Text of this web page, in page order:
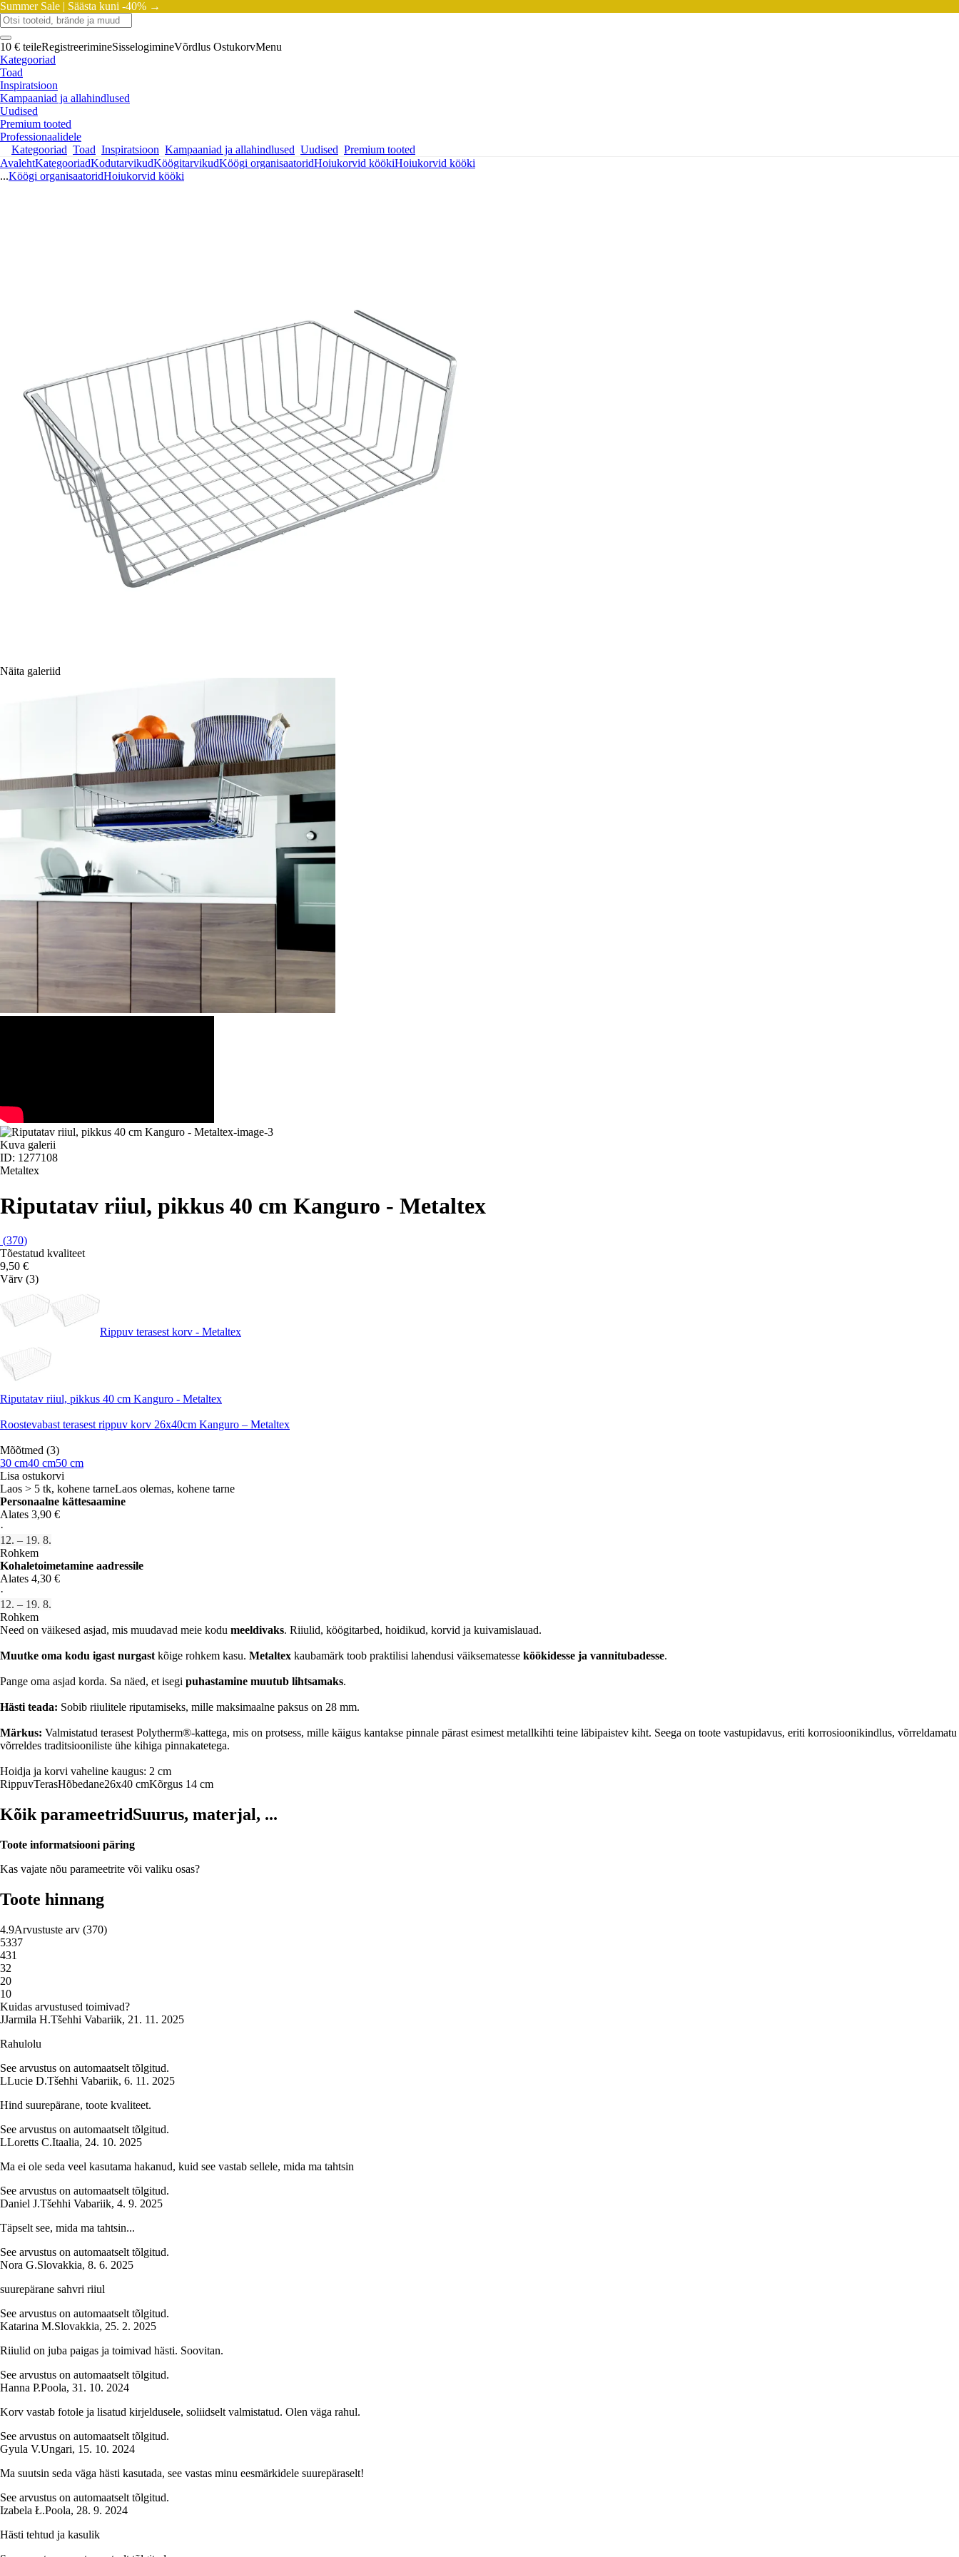
Summer Sale | Säästa kuni -40% →
10 € teileRegistreerimineSisselogimineVõrdlus OstukorvMenu
Kategooriad
Toad
Inspiratsioon
Kampaaniad ja allahindlused
Uudised
Premium tooted
Professionaalidele
Kategooriad Toad Inspiratsioon Kampaaniad ja allahindlused Uudised Premium tooted
AvalehtKategooriadKodutarvikudKöögitarvikudKöögi organisaatoridHoiukorvid köökiHoiukorvid kööki
...Köögi organisaatoridHoiukorvid kööki
Näita galeriid
Kuva galerii
ID: 1277108
Metaltex
Riputatav riiul, pikkus 40 cm Kanguro - Metaltex
(370)
Tõestatud kvaliteet
9,50 €
Värv (3)
Rippuv terasest korv - Metaltex
Riputatav riiul, pikkus 40 cm Kanguro - Metaltex
Roostevabast terasest rippuv korv 26x40cm Kanguro – Metaltex
Mõõtmed (3)
30 cm40 cm50 cm
Lisa ostukorvi
Laos > 5 tk, kohene tarneLaos olemas, kohene tarne
Personaalne kättesaamine
Alates 3,90 €
·
12. – 19. 8.
Rohkem
Kohaletoimetamine aadressile
Alates 4,30 €
·
12. – 19. 8.
Rohkem
Need on väikesed asjad, mis muudavad meie kodu meeldivaks. Riiulid, köögitarbed, hoidikud, korvid ja kuivamislauad.
Muutke oma kodu igast nurgast kõige rohkem kasu. Metaltex kaubamärk toob praktilisi lahendusi väiksematesse köökidesse ja vannitubadesse.
Pange oma asjad korda. Sa näed, et isegi puhastamine muutub lihtsamaks.
Hästi teada: Sobib riiulitele riputamiseks, mille maksimaalne paksus on 28 mm.
Märkus: Valmistatud terasest Polytherm®-kattega, mis on protsess, mille käigus kantakse pinnale pärast esimest metallkihti teine läbipaistev kiht. Seega on toote vastupidavus, eriti korrosioonikindlus, võrreldamatu
võrreldes traditsiooniliste ühe kihiga pinnakatetega.
Hoidja ja korvi vaheline kaugus: 2 cm
RippuvTerasHõbedane26x40 cmKõrgus 14 cm
Kõik parameetridSuurus, materjal, ...
Toote informatsiooni päring
Kas vajate nõu parameetrite või valiku osas?
Toote hinnang
4.9Arvustuste arv (370)
5337
431
32
20
10
Kuidas arvustused toimivad?
JJarmila H.Tšehhi Vabariik, 21. 11. 2025
Rahulolu
See arvustus on automaatselt tõlgitud.
LLucie D.Tšehhi Vabariik, 6. 11. 2025
Hind suurepärane, toote kvaliteet.
See arvustus on automaatselt tõlgitud.
LLoretts C.Itaalia, 24. 10. 2025
Ma ei ole seda veel kasutama hakanud, kuid see vastab sellele, mida ma tahtsin
See arvustus on automaatselt tõlgitud.
Daniel J.Tšehhi Vabariik, 4. 9. 2025
Täpselt see, mida ma tahtsin...
See arvustus on automaatselt tõlgitud.
Nora G.Slovakkia, 8. 6. 2025
suurepärane sahvri riiul
See arvustus on automaatselt tõlgitud.
Katarina M.Slovakkia, 25. 2. 2025
Riiulid on juba paigas ja toimivad hästi. Soovitan.
See arvustus on automaatselt tõlgitud.
Hanna P.Poola, 31. 10. 2024
Korv vastab fotole ja lisatud kirjeldusele, soliidselt valmistatud. Olen väga rahul.
See arvustus on automaatselt tõlgitud.
Gyula V.Ungari, 15. 10. 2024
Ma suutsin seda väga hästi kasutada, see vastas minu eesmärkidele suurepäraselt!
See arvustus on automaatselt tõlgitud.
Izabela Ł.Poola, 28. 9. 2024
Hästi tehtud ja kasulik